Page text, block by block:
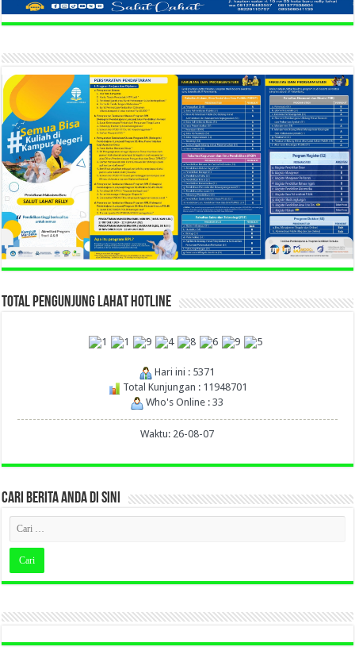
TOTAL PENGUNJUNG LAHAT HOTLINE
Hari ini : 5371
Total Kunjungan : 11948701
Who's Online : 33
Waktu: 26-08-07
CARI BERITA ANDA DI SINI